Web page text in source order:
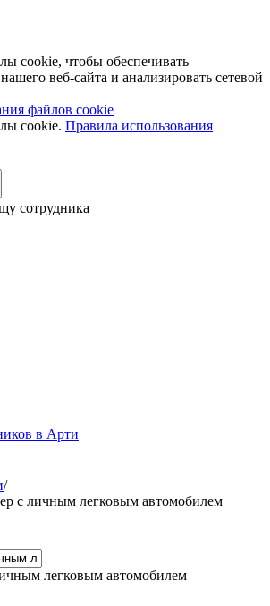
cookie, чтобы обеспечивать
веб-сайта и анализировать сетевой
файлов cookie
cookie. Правила использования
сотрудника
в Арти
/
с личным легковым автомобилем
легковым автомобилем